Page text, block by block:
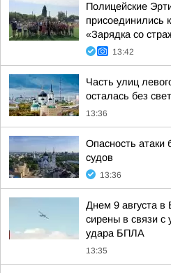
Полицейские
присоединились
«Зарядка со
13:42
Часть улиц
осталась без
13:36
Опасность атаки
судов
13:36
Днем 9 августа в
сирены в связи с
удара БПЛА
13:35